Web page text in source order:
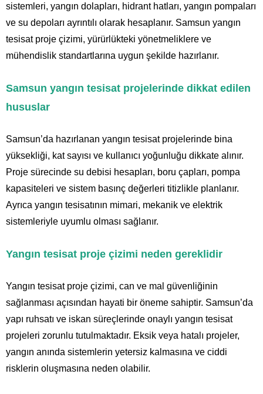
sistemleri, yangın dolapları, hidrant hatları, yangın pompaları
ve su depoları ayrıntılı olarak hesaplanır. Samsun yangın
tesisat proje çizimi, yürürlükteki yönetmeliklere ve
mühendislik standartlarına uygun şekilde hazırlanır.
Samsun yangın tesisat projelerinde dikkat edilen
hususlar
Samsun’da hazırlanan yangın tesisat projelerinde bina
yüksekliği, kat sayısı ve kullanıcı yoğunluğu dikkate alınır.
Proje sürecinde su debisi hesapları, boru çapları, pompa
kapasiteleri ve sistem basınç değerleri titizlikle planlanır.
Ayrıca yangın tesisatının mimari, mekanik ve elektrik
sistemleriyle uyumlu olması sağlanır.
Yangın tesisat proje çizimi neden gereklidir
Yangın tesisat proje çizimi, can ve mal güvenliğinin
sağlanması açısından hayati bir öneme sahiptir. Samsun’da
yapı ruhsatı ve iskan süreçlerinde onaylı yangın tesisat
projeleri zorunlu tutulmaktadır. Eksik veya hatalı projeler,
yangın anında sistemlerin yetersiz kalmasına ve ciddi
risklerin oluşmasına neden olabilir.